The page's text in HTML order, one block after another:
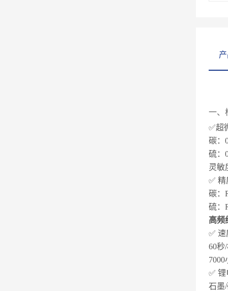
一、
✅超
碳：
硫：
灵敏
✅
碳：
硫：
高频
✅
60秒
✅
石墨